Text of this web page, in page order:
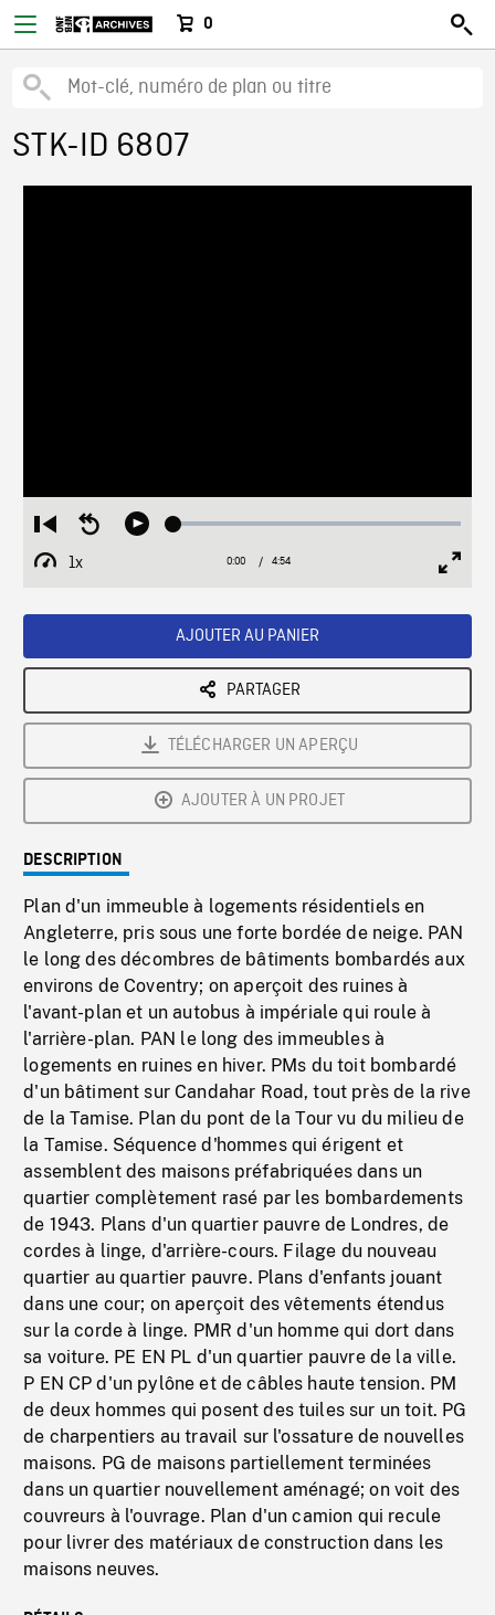
0
STK-ID 6807
Restart
from
beginning
Seek
Play Loaded:
1x
Playback
Current
0:00 / Duration
4:54
AJOUTER AU PANIER
PARTAGER
TÉLÉCHARGER UN APERÇU
AJOUTER À UN PROJET
DESCRIPTION
Plan d'un immeuble à logements résidentiels en
Angleterre, pris sous une forte bordée de neige. PAN
le long des décombres de bâtiments bombardés aux
environs de Coventry; on aperçoit des ruines à
l'avant-plan et un autobus à impériale qui roule à
l'arrière-plan. PAN le long des immeubles à
logements en ruines en hiver. PMs du toit bombardé
d'un bâtiment sur Candahar Road, tout près de la rive
de la Tamise. Plan du pont de la Tour vu du milieu de
la Tamise. Séquence d'hommes qui érigent et
assemblent des maisons préfabriquées dans un
quartier complètement rasé par les bombardements
de 1943. Plans d'un quartier pauvre de Londres, de
cordes à linge, d'arrière-cours. Filage du nouveau
quartier au quartier pauvre. Plans d'enfants jouant
dans une cour; on aperçoit des vêtements étendus
sur la corde à linge. PMR d'un homme qui dort dans
sa voiture. PE EN PL d'un quartier pauvre de la ville.
P EN CP d'un pylône et de câbles haute tension. PM
de deux hommes qui posent des tuiles sur un toit. PG
de charpentiers au travail sur l'ossature de nouvelles
maisons. PG de maisons partiellement terminées
dans un quartier nouvellement aménagé; on voit des
couvreurs à l'ouvrage. Plan d'un camion qui recule
pour livrer des matériaux de construction dans les
maisons neuves.